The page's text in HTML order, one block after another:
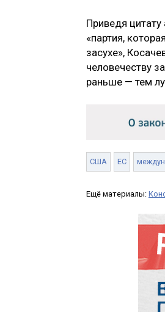
Приведя
«партия,
засухе»,
человечеству
раньше — тем
США ЕС
Ещё материалы: